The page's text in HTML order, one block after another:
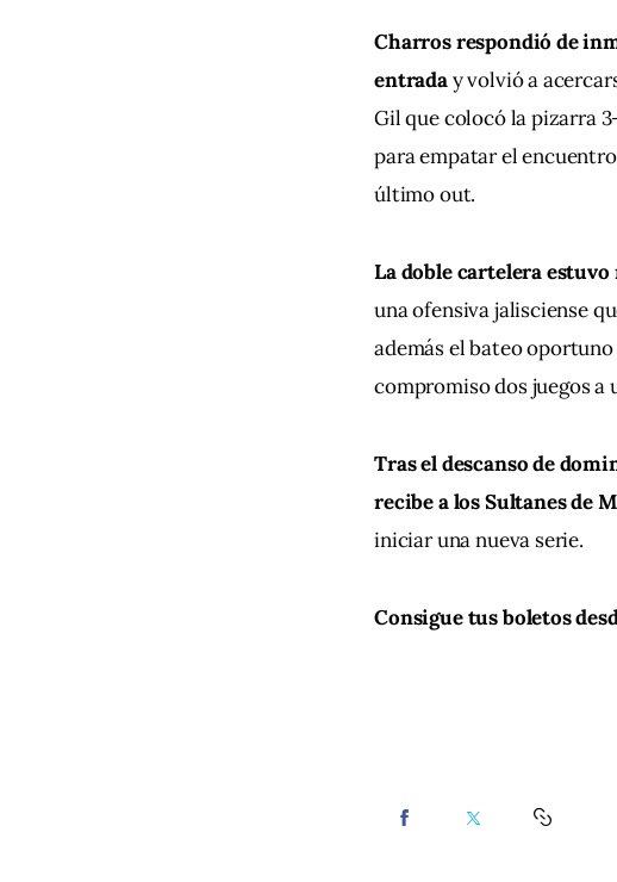
Charros respondió de
entrada y volvió a
Gil que colocó la pizarra
para empatar el
último out.
La doble cartelera
una ofensiva jalisciense
además el bateo
compromiso dos juegos a
Tras el descanso de
recibe a los Sultanes de
iniciar una nueva serie.
Consigue tus boletos